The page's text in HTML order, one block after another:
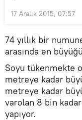
17 Aralık 2015, 07:57
74 yıllık bir
arasında en
Soyu tükenmekte
metreye kadar
metreye kadar
varolan 8 bin
yapıyor.